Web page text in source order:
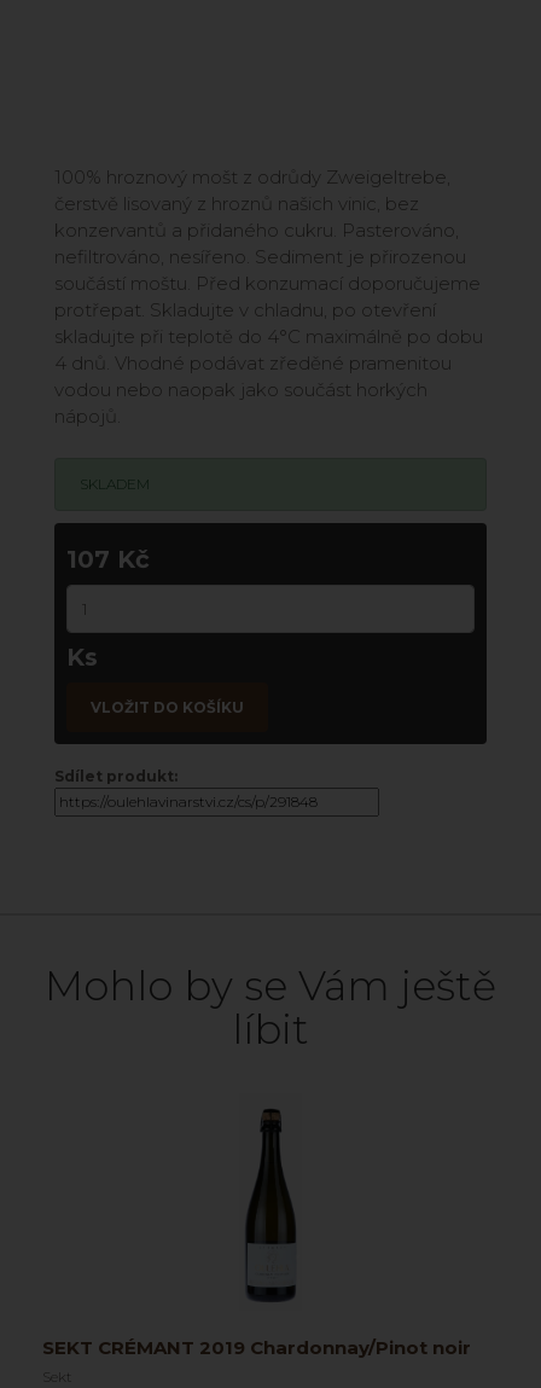
100% hroznový mošt z odrůdy Zweigeltrebe,
čerstvě lisovaný z hroznů našich vinic, bez
konzervantů a přidaného cukru. Pasterováno,
nefiltrováno, nesířeno. Sediment je přirozenou
součástí moštu. Před konzumací doporučujeme
protřepat. Skladujte v chladnu, po otevření
skladujte při teplotě do 4°C maximálně po dobu
4 dnů. Vhodné podávat zředěné pramenitou
vodou nebo naopak jako součást horkých
nápojů.
SKLADEM
107 Kč
Ks
VLOŽIT DO KOŠÍKU
Sdílet produkt:
Mohlo by se Vám ještě
líbit
SEKT CRÉMANT 2019 Chardonnay/Pinot noir
Sekt